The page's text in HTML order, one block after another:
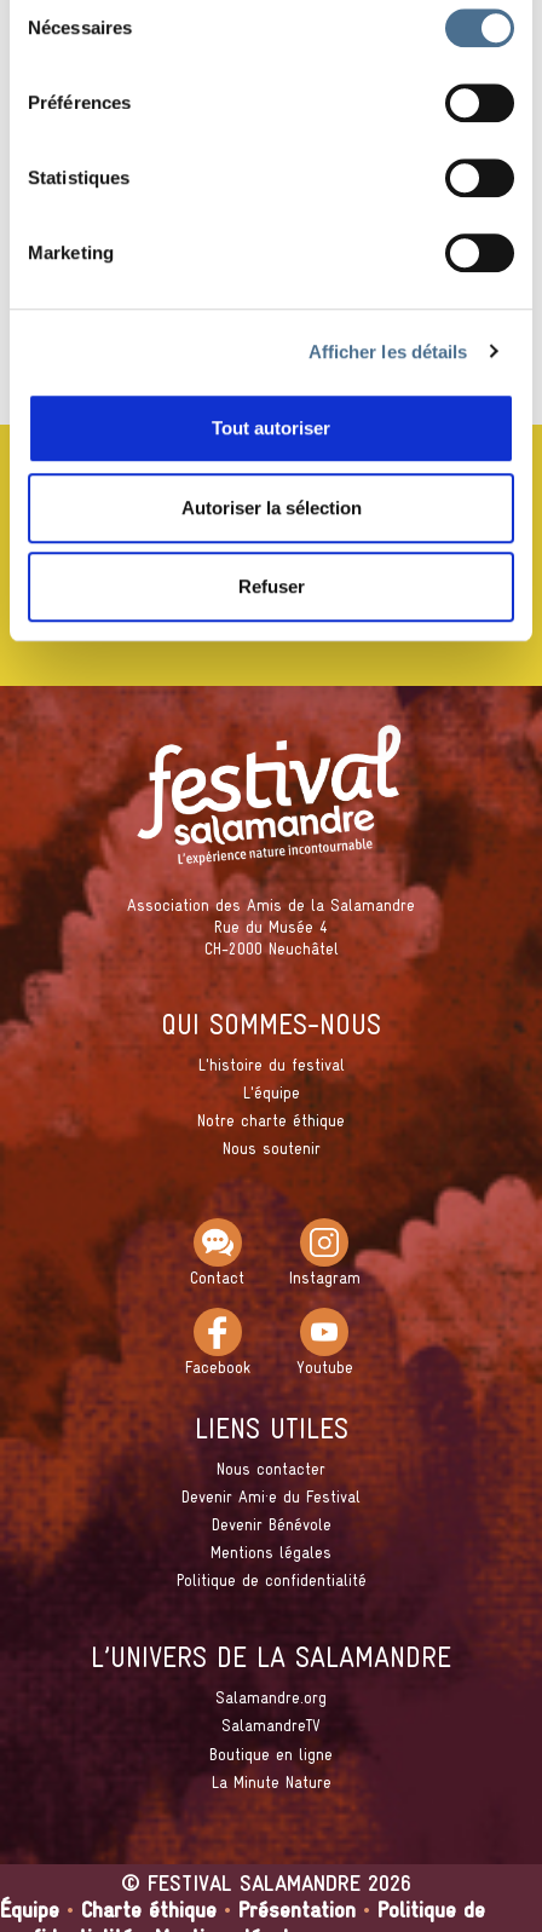
Nécessaires
Préférences
Statistiques
Marketing
Afficher les détails
Tout autoriser
Autoriser la sélection
Refuser
RETOUR À LA LISTE DES ÉVÉNEMENTS
JE M’ABONNE À LA NEWSLETTER !
Association des Amis de la Salamandre
Rue du Musée 4
CH-2000 Neuchâtel
QUI SOMMES-NOUS
L'histoire du festival
L'équipe
Notre charte éthique
Nous soutenir
Contact Instagram
Facebook Youtube
LIENS UTILES
Nous contacter
Devenir Ami·e du Festival
Devenir Bénévole
Mentions légales
Politique de confidentialité
L’UNIVERS DE LA SALAMANDRE
Salamandre.org
SalamandreTV
Boutique en ligne
La Minute Nature
© FESTIVAL SALAMANDRE 2026
Équipe • Charte éthique • Présentation • Politique de